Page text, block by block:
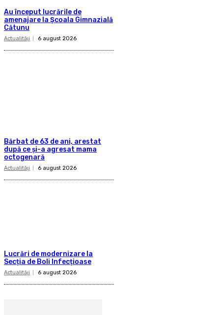
Au început lucrările de
amenajare la Școala Gimnazială
Cătunu
Actualităţi 6 august 2026
Bărbat de 63 de ani, arestat
după ce și-a agresat mama
octogenară
Actualităţi 6 august 2026
Lucrări de modernizare la
Secția de Boli Infecțioase
Actualităţi 6 august 2026